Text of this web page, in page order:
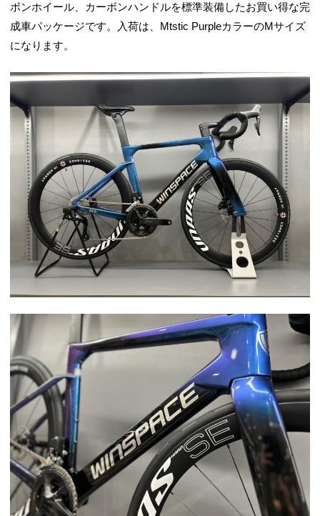
ボンホイール、カーボンハンドルを標準装備したお買い得な完
成車パッケージです。入荷は、Mtstic PurpleカラーのMサイズ
になります。